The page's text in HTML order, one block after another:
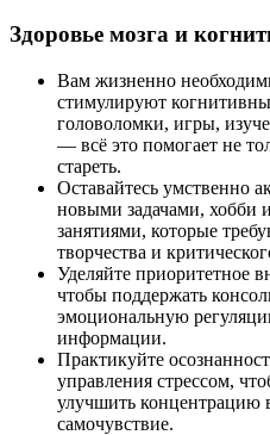
Здоровье мозга и
Вам жизненно
стимулируют
головоломки, игры,
— всё это помогает не
стареть.
Оставайтесь умственно
новыми задачами, хобби
занятиями, которые
творчества и
Уделяйте приоритетное
чтобы поддержать
эмоциональную
информации.
Практикуйте
управления стрессом,
улучшить концентрацию
самочувствие.